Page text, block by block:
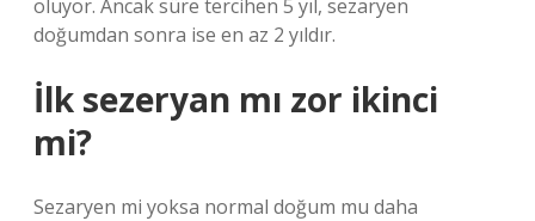
oluyor. Ancak süre tercihen 5 yıl, sezaryen
doğumdan sonra ise en az 2 yıldır.
İlk sezeryan mı zor ikinci
mi?
Sezaryen mi yoksa normal doğum mu daha